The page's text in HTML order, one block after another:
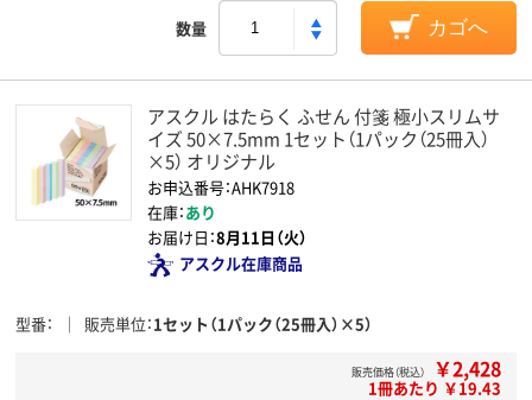
数量 カゴへ
アスクル はたらく ふせん 付箋 極小スリムサ
イズ 50×7.5mm 1セット（1パック（25冊入）
×5） オリジナル
お申込番号：AHK7918
在庫：あり
お届け日：8月11日（火）
アスクル在庫商品
型番 販売単位 1セット（1パック（25冊入）×5）
販売価格（税込） ￥2,428
1冊あたり ￥19.43